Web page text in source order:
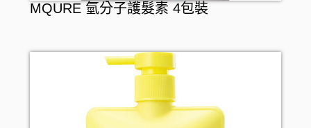
MQURE 氫分子護髮素 4包裝